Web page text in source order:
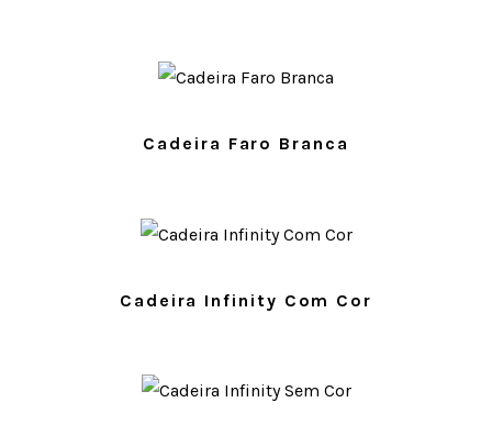
Cadeira Faro Branca
Cadeira Infinity Com Cor